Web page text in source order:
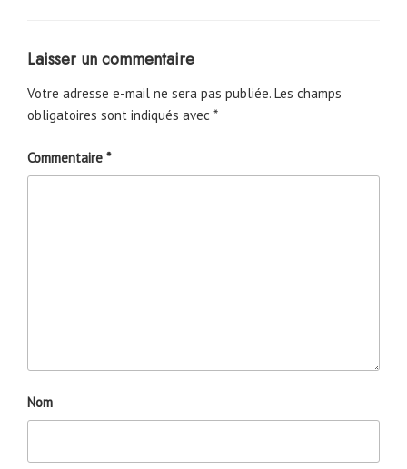
Laisser un commentaire
Votre adresse e-mail ne sera pas publiée. Les champs
obligatoires sont indiqués avec *
Commentaire *
Nom